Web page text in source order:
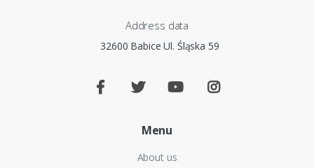
Address data
32600 Babice Ul. Śląska 59
Menu
About us